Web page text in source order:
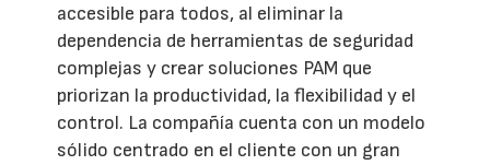
accesible para todos, al eliminar la
dependencia de herramientas de seguridad
complejas y crear soluciones PAM que
priorizan la productividad, la flexibilidad y el
control. La compañía cuenta con un modelo
sólido centrado en el cliente con un gran